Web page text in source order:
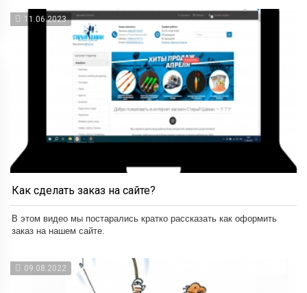
11.06.2023
Как сделать заказ на сайте?
В этом видео мы постарались кратко рассказать как оформить
заказ на нашем сайте.
09.08.2022